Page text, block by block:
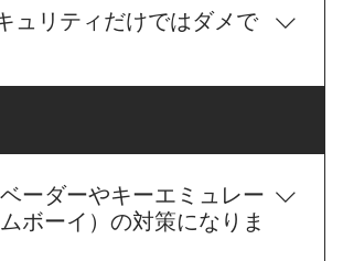
両の電子システムを悪用した手口が
り、短時間で車両が盗まれてしまう
います。 特にランドクルーザーシリ
ード・ヴェルファイア、レクサス車
は、盗難グループのターゲットにな
絶対に盗まれない車」にするもので
しかし、盗難リスクを限りなく低減
この車は盗むのが難しい」と判断さ
ュリティだけではダメで
ている盗難手口への対策としては、
ュリティとの併用をおすすめしてお
メーカー各社の純正セキュリティ
開発によって高い完成度を誇り、日
して十分な役割を果たしています。
ーダーやキーエミュレー
ボーイ）の対策になりま